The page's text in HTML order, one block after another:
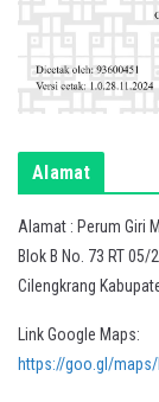
Alamat
Alamat : Perum Giri
Blok B No. 73 RT
Cilengkrang
Link Google Maps:
https://goo.gl/maps/